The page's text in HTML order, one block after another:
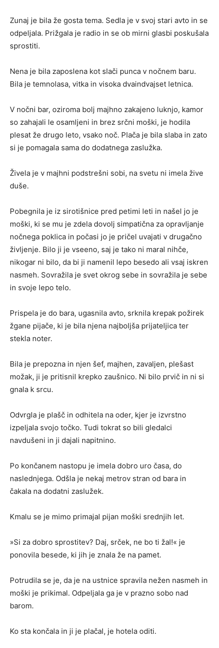
Zunaj je bila že gosta tema. Sedla je v svoj stari avto in se
odpeljala. Prižgala je radio in se ob mirni glasbi poskušala
sprostiti.
Nena je bila zaposlena kot slači punca v nočnem baru.
Bila je temnolasa, vitka in visoka dvaindvajset letnica.
V nočni bar, oziroma bolj majhno zakajeno luknjo, kamor
so zahajali le osamljeni in brez srčni moški, je hodila
plesat že drugo leto, vsako noč. Plača je bila slaba in zato
si je pomagala sama do dodatnega zaslužka.
Živela je v majhni podstrešni sobi, na svetu ni imela žive
duše.
Pobegnila je iz sirotišnice pred petimi leti in našel jo je
moški, ki se mu je zdela dovolj simpatična za opravljanje
nočnega poklica in počasi jo je pričel uvajati v drugačno
življenje. Bilo ji je vseeno, saj je tako ni maral nihče,
nikogar ni bilo, da bi ji namenil lepo besedo ali vsaj iskren
nasmeh. Sovražila je svet okrog sebe in sovražila je sebe
in svoje lepo telo.
Prispela je do bara, ugasnila avto, srknila krepak požirek
žgane pijače, ki je bila njena najboljša prijateljica ter
stekla noter.
Bila je prepozna in njen šef, majhen, zavaljen, plešast
možak, ji je pritisnil krepko zaušnico. Ni bilo prvič in ni si
gnala k srcu.
Odvrgla je plašč in odhitela na oder, kjer je izvrstno
izpeljala svojo točko. Tudi tokrat so bili gledalci
navdušeni in ji dajali napitnino.
Po končanem nastopu je imela dobro uro časa, do
naslednjega. Odšla je nekaj metrov stran od bara in
čakala na dodatni zaslužek.
Kmalu se je mimo primajal pijan moški srednjih let.
»Si za dobro sprostitev? Daj, srček, ne bo ti žal!« je
ponovila besede, ki jih je znala že na pamet.
Potrudila se je, da je na ustnice spravila nežen nasmeh in
moški je prikimal. Odpeljala ga je v prazno sobo nad
barom.
Ko sta končala in ji je plačal, je hotela oditi.